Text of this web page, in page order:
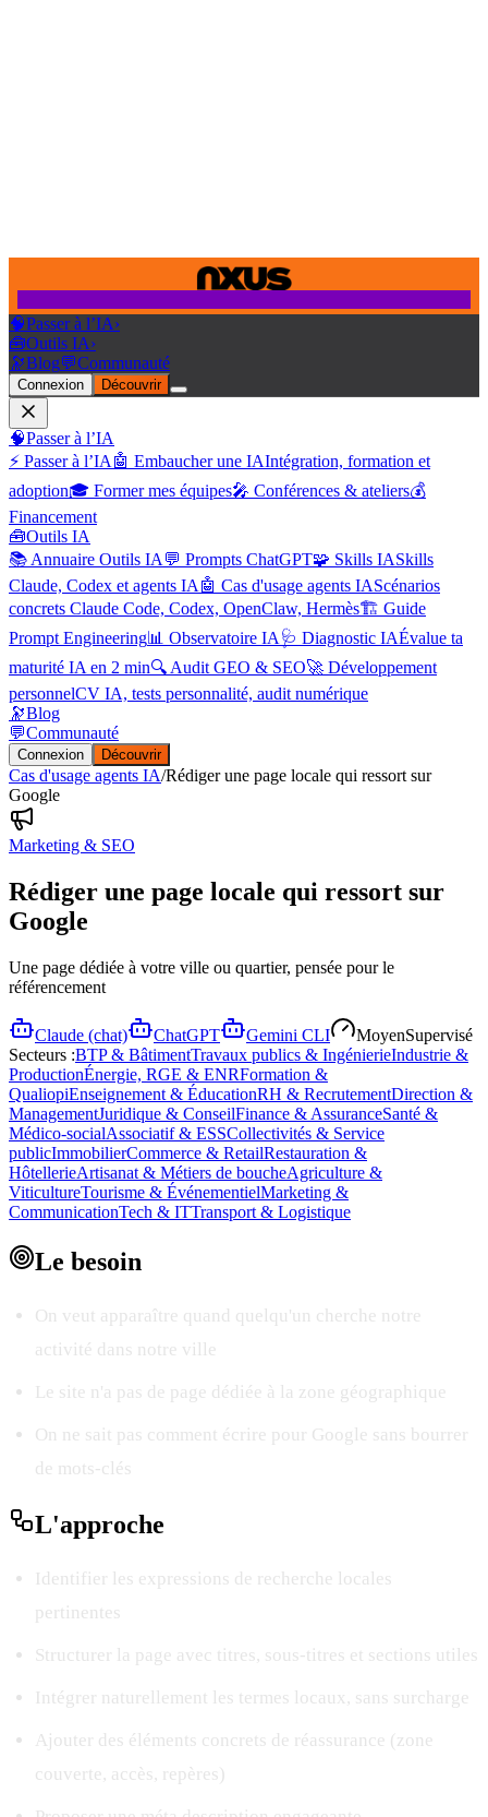
🧠Passer à l’IA›
🧰Outils IA›
🔭Blog💬Communauté
Connexion Découvrir
🧠Passer à l’IA
⚡ Passer à l’IA 🤖 Embaucher une IAIntégration, formation et
adoption🎓 Former mes équipes🎤 Conférences & ateliers💰
Financement
🧰Outils IA
📚 Annuaire Outils IA 💬 Prompts ChatGPT🧩 Skills IASkills
Claude, Codex et agents IA 🤖 Cas d'usage agents IAScénarios
concrets Claude Code, Codex, OpenClaw, Hermès🏗️ Guide
Prompt Engineering📊 Observatoire IA 🩺 Diagnostic IAÉvalue ta
maturité IA en 2 min🔍 Audit GEO & SEO🚀 Développement
personnelCV IA, tests personnalité, audit numérique
🔭Blog
💬Communauté
Connexion Découvrir
Cas d'usage agents IA/Rédiger une page locale qui ressort sur
Google
Marketing & SEO
Rédiger une page locale qui ressort sur
Google
Une page dédiée à votre ville ou quartier, pensée pour le
référencement
Claude (chat) ChatGPT Gemini CLI MoyenSupervisé
Secteurs :BTP & BâtimentTravaux publics & IngénierieIndustrie &
ProductionÉnergie, RGE & ENRFormation &
QualiopiEnseignement & ÉducationRH & RecrutementDirection &
ManagementJuridique & ConseilFinance & AssuranceSanté &
Médico-socialAssociatif & ESSCollectivités & Service
publicImmobilierCommerce & RetailRestauration &
HôtellerieArtisanat & Métiers de boucheAgriculture &
ViticultureTourisme & ÉvénementielMarketing &
CommunicationTech & ITTransport & Logistique
Le besoin
On veut apparaître quand quelqu'un cherche notre
activité dans notre ville
Le site n'a pas de page dédiée à la zone géographique
On ne sait pas comment écrire pour Google sans bourrer
de mots-clés
L'approche
Identifier les expressions de recherche locales
pertinentes
Structurer la page avec titres, sous-titres et sections utiles
Intégrer naturellement les termes locaux, sans surcharge
Ajouter des éléments concrets de réassurance (zone
couverte, accès, repères)